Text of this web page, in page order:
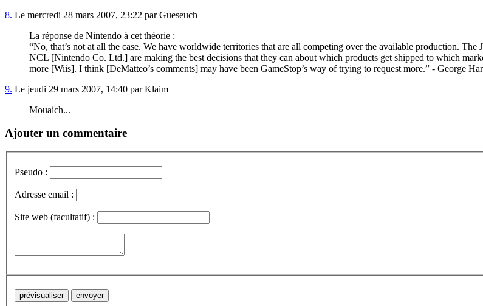
8. Le mercredi 28 mars 2007, 23:22 par Gueseuch
La réponse de Nintendo à cet théorie :
“No, that’s not at all the case. We have worldwide territories that are all competing over the available production.
NCL [Nintendo Co. Ltd.] are making the best decisions that they can about which products get shipped to which
more [Wiis]. I think [DeMatteo’s comments] may have been GameStop’s way of trying to request more.” - George
9. Le jeudi 29 mars 2007, 14:40 par Klaim
Mouaich...
Ajouter un commentaire
Pseudo :
Adresse email :
Site web (facultatif) :